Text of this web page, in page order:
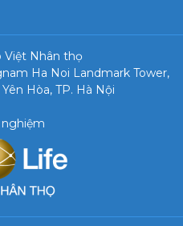
Việt Nhân thọ
Ha Noi Landmark Tower,
Hòa, TP. Hà Nội